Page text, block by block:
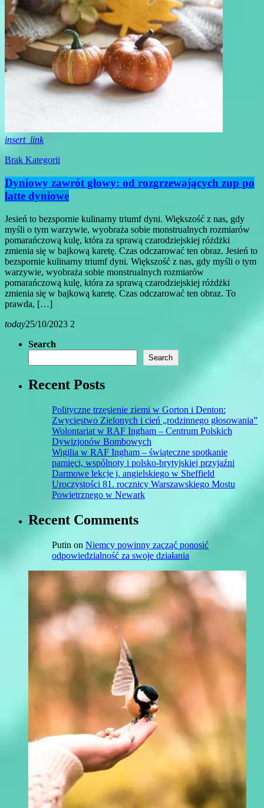
insert_link
Brak Kategorii
Dyniowy zawrót głowy: od rozgrzewających zup po
latte dyniowe
Jesień to bezspornie kulinarny triumf dyni. Większość z nas, gdy
myśli o tym warzywie, wyobraża sobie monstrualnych rozmiarów
pomarańczową kulę, która za sprawą czarodziejskiej różdżki
zmienia się w bajkową karetę. Czas odczarować ten obraz. Jesień to
bezspornie kulinarny triumf dyni. Większość z nas, gdy myśli o tym
warzywie, wyobraża sobie monstrualnych rozmiarów
pomarańczową kulę, która za sprawą czarodziejskiej różdżki
zmienia się w bajkową karetę. Czas odczarować ten obraz. To
prawda, […]
today25/10/2023 2
Search
Search
Recent Posts
Polityczne trzęsienie ziemi w Gorton i Denton:
Zwycięstwo Zielonych i cień „rodzinnego głosowania”
Wolontariat w RAF Ingham – Centrum Polskich
Dywizjonów Bombowych
Wigilia w RAF Ingham – świąteczne spotkanie
pamięci, wspólnoty i polsko-brytyjskiej przyjaźni
Darmowe lekcje j. angielskiego w Sheffield
Uroczystości 81. rocznicy Warszawskiego Mostu
Powietrznego w Newark
Recent Comments
Putin on Niemcy powinny zacząć ponosić
odpowiedzialność za swoje działania